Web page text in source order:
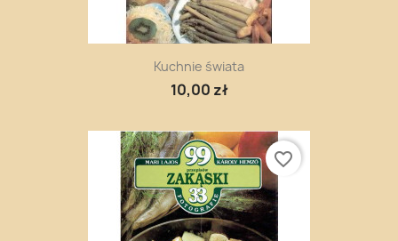
Kuchnie świata
10,00 zł
favorite_border